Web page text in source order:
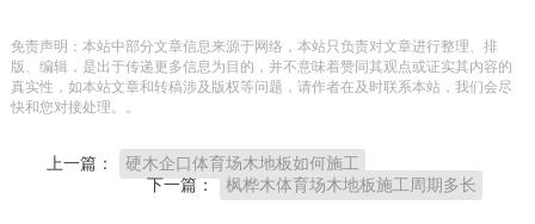
来铺设了许许多多**好几**运动场馆和剧场演出舞台。
**品牌体育场馆木地板也是保证**，体育场馆木地板的
**。
免责声明：本站中部分文章信息来源于网络，本站只负责对文章进行整理、排
版、编辑，是出于传递更多信息为目的，并不意味着赞同其观点或证实其内容的
真实性，如本站文章和转稿涉及版权等问题，请作者在及时联系本站，我们会尽
快和您对接处理。。
上一篇：
硬木企口体育场木地板如何施工
下一篇：
枫桦木体育场木地板施工周期多长